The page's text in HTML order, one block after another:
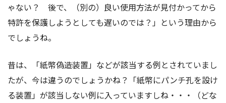
ゃない？ 後で、（別の）良い使用方法が見付かってから
特許を保護しようとしても遅いのでは？」という理由から
でしょうね。
昔は、「紙幣偽造装置」などが該当する例とされていまし
たが、今は違うのでしょうかね？「紙幣にパンチ孔を設け
る装置」が該当しない例に入っていますしね・・・（どな